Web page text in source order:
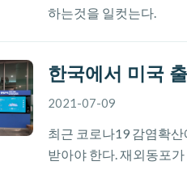
하는것을 일컷는다.
한국에서 미국
2021-07-09
최근 코로나19 감염확
받아야 한다. 재외동포